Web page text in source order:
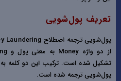
تعریف پول‌شویی
تشکیل شده است. ترکیب این دو کلمه
پول‌شویی ترجمه شده است.